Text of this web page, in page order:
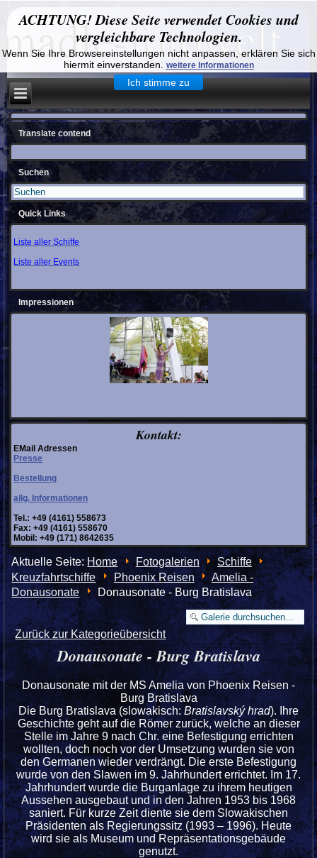
ACHTUNG! Diese Seite verwendet Cookies und
vergleichbare Technologien.
Wenn Sie Ihre Browsereinstellungen nicht anpassen, erklären Sie sich
hiermit einverstanden.
weitere Informationen
Ich stimme zu
Translate contend
Suchen
Quick Links
Liste aller Schiffe
Liste aller Events
Impressionen
Kontakt:
EMail Adressen
Presse
Bestellung
allg. Informationen
Tel.: +49 (4161) 558673
Fax: +49 (4161) 558670
Mobil: +49 (171) 8642635
Aktuelle Seite:Home Fotogalerien
Schiffe
Kreuzfahrtschiffe
Phoenix Reisen
Amelia -
Donausonate
Donausonate - Burg Bratislava
Zurück zur Kategorieübersicht
Donausonate - Burg Bratislava
Donausonate mit der MS Amelia von Phoenix Reisen -
Burg Bratislava
Die Burg Bratislava (slowakisch:Bratislavský hrad). Ihre
Geschichte geht auf die Römer zurück, welche an dieser
Stelle im Jahre 9 nach Chr. eine Befestigung errichten
wollten, doch noch vor der Umsetzung wurden sie von
den Germanen wieder verdrängt. Die erste Befestigung
wurde von den Slawen im 9. Jahrhundert errichtet. Im 17.
Jahrhundert wurde die Burganlage zu ihrem heutigen
Aussehen ausgebaut und in den Jahren 1953 bis 1968
saniert. Für kurze Zeit diente sie dem Slowakischen
Präsidenten als Regierungssitz (1993 – 1996). Heute
wird sie als Museum und Repräsentationsgebäude
genutzt.